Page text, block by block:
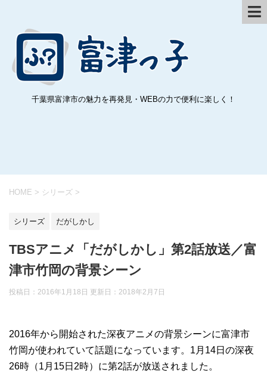
千葉県富津市の魅力を再発見・WEBの力で便利に楽しく！
HOME > シリーズ >
シリーズ だがしかし
TBSアニメ「だがしかし」第2話放送／富
津市竹岡の背景シーン
投稿日：2016年1月18日 更新日： 2018年2月7日
2016年から開始された深夜アニメの背景シーンに富津市
竹岡が使われていて話題になっています。1月14日の深夜
26時（1月15日2時）に第2話が放送されました。